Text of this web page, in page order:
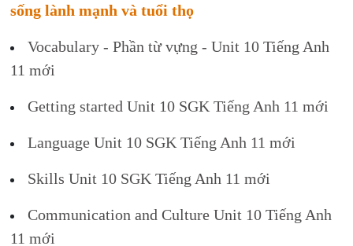
sống lành mạnh và tuổi thọ
Vocabulary - Phần từ vựng - Unit 10 Tiếng Anh
11 mới
Getting started Unit 10 SGK Tiếng Anh 11 mới
Language Unit 10 SGK Tiếng Anh 11 mới
Skills Unit 10 SGK Tiếng Anh 11 mới
Communication and Culture Unit 10 Tiếng Anh
11 mới